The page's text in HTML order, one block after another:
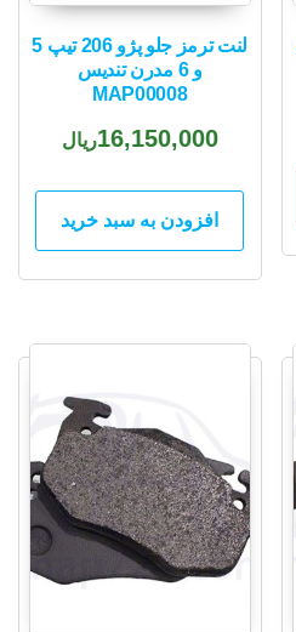
لنت ترمز جلو پژو 206 تیپ 5
و 6 مدرن تندیس
MAP00008
16,150,000ریال
افزودن به سبد خرید